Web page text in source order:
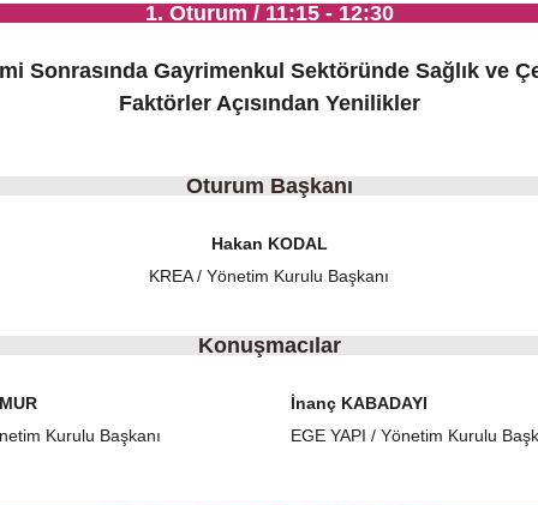
1. Oturum / 11:15 - 12:30
Sonrasında Gayrimenkul Sektöründe Sağlık ve
Faktörler Açısından Yenilikler
Oturum Başkanı
Hakan KODAL
KREA / Yönetim Kurulu Başkanı
Konuşmacılar
Kurulu Başkanı
İnanç KABADAYI
EGE YAPI / Yönetim Kurulu